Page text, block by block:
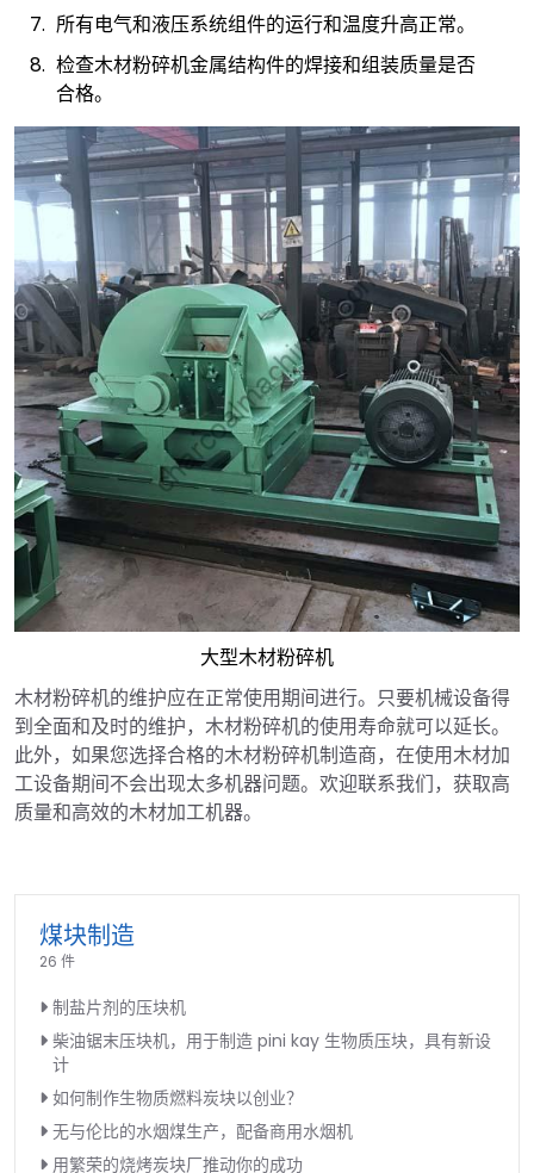
所有电气和液压系统组件的运行和温度升高正常。
检查木材粉碎机金属结构件的焊接和组装质量是否
合格。
大型木材粉碎机
木材粉碎机的维护应在正常使用期间进行。只要机械设备得
到全面和及时的维护，木材粉碎机的使用寿命就可以延长。
此外，如果您选择合格的木材粉碎机制造商，在使用木材加
工设备期间不会出现太多机器问题。欢迎联系我们，获取高
质量和高效的木材加工机器。
煤块制造
26 件
制盐片剂的压块机
柴油锯末压块机，用于制造 pini kay 生物质压块，具有新设
计
如何制作生物质燃料炭块以创业？
无与伦比的水烟煤生产，配备商用水烟机
用繁荣的烧烤炭块厂推动你的成功